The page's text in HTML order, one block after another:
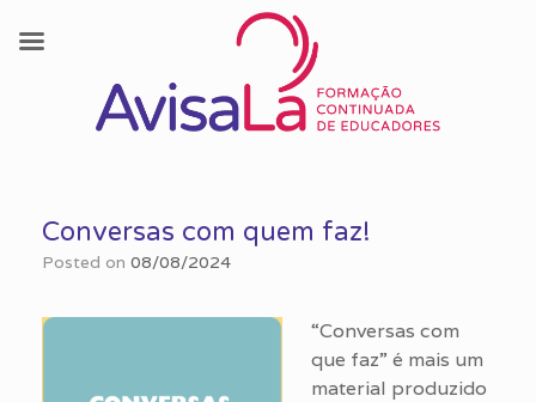
contentConversas com quem faz!
Posted on 08/08/2024
“Conversas com
que faz” é mais um
material produzido